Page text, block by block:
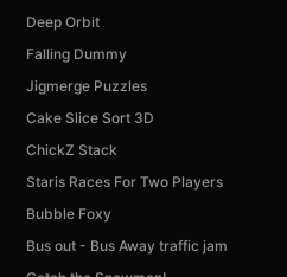
Deep Orbit
Falling Dummy
Jigmerge Puzzles
Cake Slice Sort 3D
ChickZ Stack
Staris Races For Two Players
Bubble Foxy
Bus out - Bus Away traffic jam